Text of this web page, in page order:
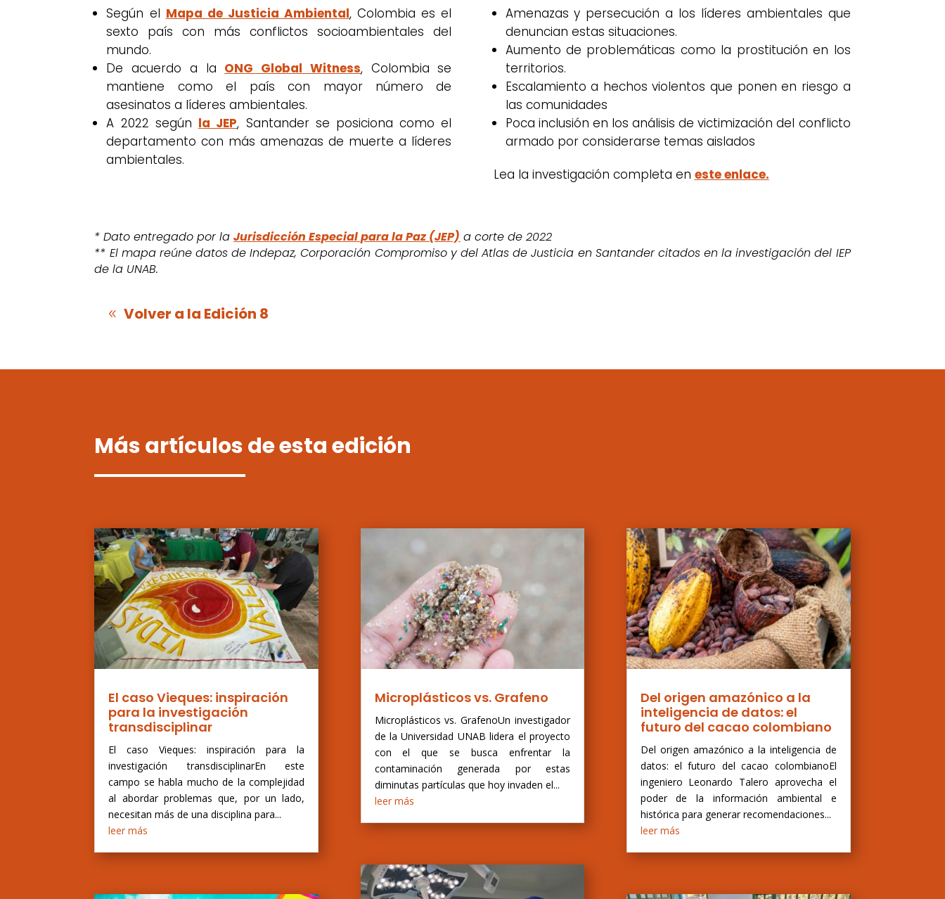
Según el Mapa de Justicia Ambiental, Colombia es el
sexto país con más conflictos socioambientales del
mundo.
De acuerdo a la ONG Global Witness,Colombia se
mantiene como el país con mayor número de
asesinatos a líderes ambientales.
A 2022 según la JEP, Santander se posiciona como el
departamento con más amenazas de muerte a líderes
ambientales.
Amenazas y persecución a los líderes ambientales que
denuncian estas situaciones.
Aumento de problemáticas como la prostitución en los
territorios.
Escalamiento a hechos violentos que ponen en riesgo a
las comunidades
Poca inclusión en los análisis de victimización del conflicto
armado por considerarse temas aislados
Lea la investigación completa en este enlace.
* Dato entregado por laJurisdicción Especial para la Paz (JEP) a corte de 2022
** El mapa reúne datos de Indepaz, Corporación Compromiso y del Atlas de Justicia en Santander citados en la investigación del IEP
de la UNAB.
Volver a la Edición 8
Más artículos de esta edición
El caso Vieques: inspiración
para la investigación
transdisciplinar
El caso Vieques: inspiración para la
investigación transdisciplinarEn este
campo se habla mucho de la complejidad
al abordar problemas que, por un lado,
necesitan más de una disciplina para...
leer más
Microplásticos vs. Grafeno
Microplásticos vs. GrafenoUn investigador
de la Universidad UNAB lidera el proyecto
con el que se busca enfrentar la
contaminación generada por estas
diminutas partículas que hoy invaden el...
leer más
Del origen amazónico a la
inteligencia de datos: el
futuro del cacao colombiano
Del origen amazónico a la inteligencia de
datos: el futuro del cacao colombianoEl
ingeniero Leonardo Talero aprovecha el
poder de la información ambiental e
histórica para generar recomendaciones...
leer más